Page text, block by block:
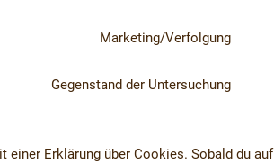
Marketing/Verfolgung
Gegenstand der Untersuchung
einer Erklärung über Cookies. Sobald du auf